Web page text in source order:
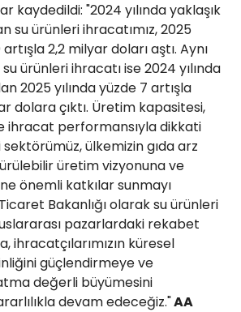
kaydedildi: "2024 yılında yaklaşık
su ürünleri ihracatımız, 2025
artışla 2,2 milyar doları aştı. Aynı
ürünleri ihracatı ise 2024 yılında
2025 yılında yüzde 7 artışla
dolara çıktı. Üretim kapasitesi,
ihracat performansıyla dikkati
ülkemizin gıda arz
üretim vizyonuna ve
önemli katkılar sunmayı
Bakanlığı olarak su ürünleri
pazarlardaki rekabet
ihracatçılarımızın küresel
güçlendirmeye ve
değerli büyümesini
devam edeceğiz."AA